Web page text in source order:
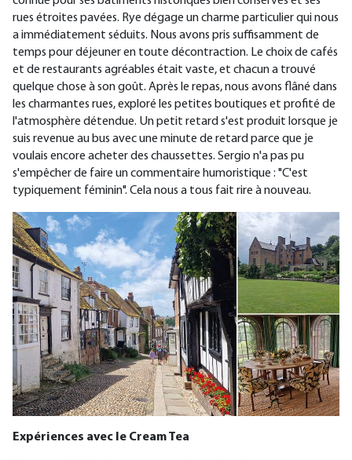
rues étroites pavées. Rye dégage un charme particulier qui nous
a immédiatement séduits. Nous avons pris suffisamment de
temps pour déjeuner en toute décontraction. Le choix de cafés
et de restaurants agréables était vaste, et chacun a trouvé
quelque chose à son goût. Après le repas, nous avons flâné dans
les charmantes rues, exploré les petites boutiques et profité de
l'atmosphère détendue. Un petit retard s'est produit lorsque je
suis revenue au bus avec une minute de retard parce que je
voulais encore acheter des chaussettes. Sergio n'a pas pu
s'empêcher de faire un commentaire humoristique : "C'est
typiquement féminin". Cela nous a tous fait rire à nouveau.
Expériences avec le Cream Tea